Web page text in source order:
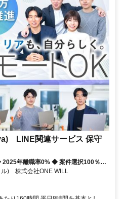
LINE関連サービス 保守
2025年離職率0% ◆ 案件選択100％！
) 株式会社ONE WILL